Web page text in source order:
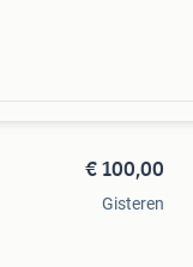
€ 100,00
Gisteren